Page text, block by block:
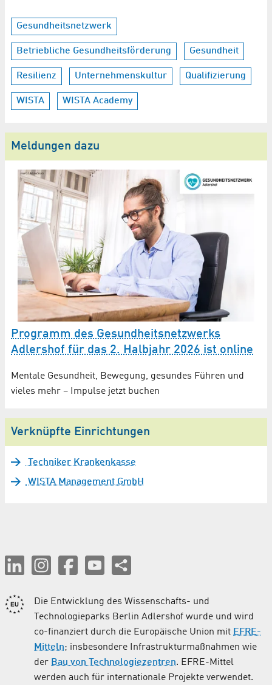
Gesundheitsnetzwerk
Betriebliche Gesundheitsförderung Gesundheit
Resilienz Unternehmenskultur Qualifizierung
WISTA WISTA Academy
Meldungen dazu
Programm des Gesundheitsnetzwerks
Adlershof für das 2. Halbjahr 2026 ist online
Mentale Gesundheit, Bewegung, gesundes Führen und
vieles mehr – Impulse jetzt buchen
Verknüpfte Einrichtungen
Techniker Krankenkasse
WISTA Management GmbH
Die Entwicklung des Wissenschafts- und
Technologieparks Berlin Adlershof wurde und wird
co-finanziert durch die Europäische Union mit EFRE-
Mitteln; insbesondere Infrastrukturmaßnahmen wie
der Bau von Technologiezentren. EFRE-Mittel
werden auch für internationale Projekte verwendet.